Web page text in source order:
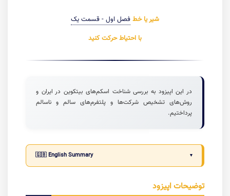
شیر یا خط فصل اول - قسمت یک
با احتیاط حرکت کنید
در این اپیزود به بررسی شناخت اسکم‌های بیتکوین در ایران و
روش‌های تشخیص شرکت‌ها و پلتفرم‌های سالم و ناسالم
پرداختیم.
🇬🇧 English Summary
توضیحات اپیزود